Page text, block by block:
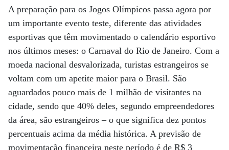
A preparação para os Jogos Olímpicos passa agora por
um importante evento teste, diferente das atividades
esportivas que têm movimentado o calendário esportivo
nos últimos meses: o Carnaval do Rio de Janeiro. Com a
moeda nacional desvalorizada, turistas estrangeiros se
voltam com um apetite maior para o Brasil. São
aguardados pouco mais de 1 milhão de visitantes na
cidade, sendo que 40% deles, segundo empreendedores
da área, são estrangeiros – o que significa dez pontos
percentuais acima da média histórica. A previsão de
movimentação financeira neste período é de R$ 3